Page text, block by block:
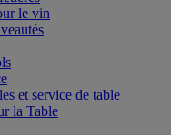
le vin
et service de table
la Table